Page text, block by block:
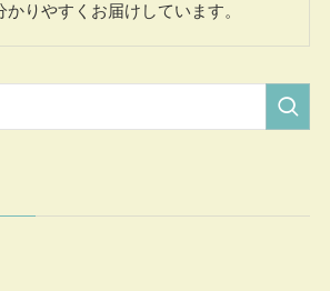
りやすくお届けしています。